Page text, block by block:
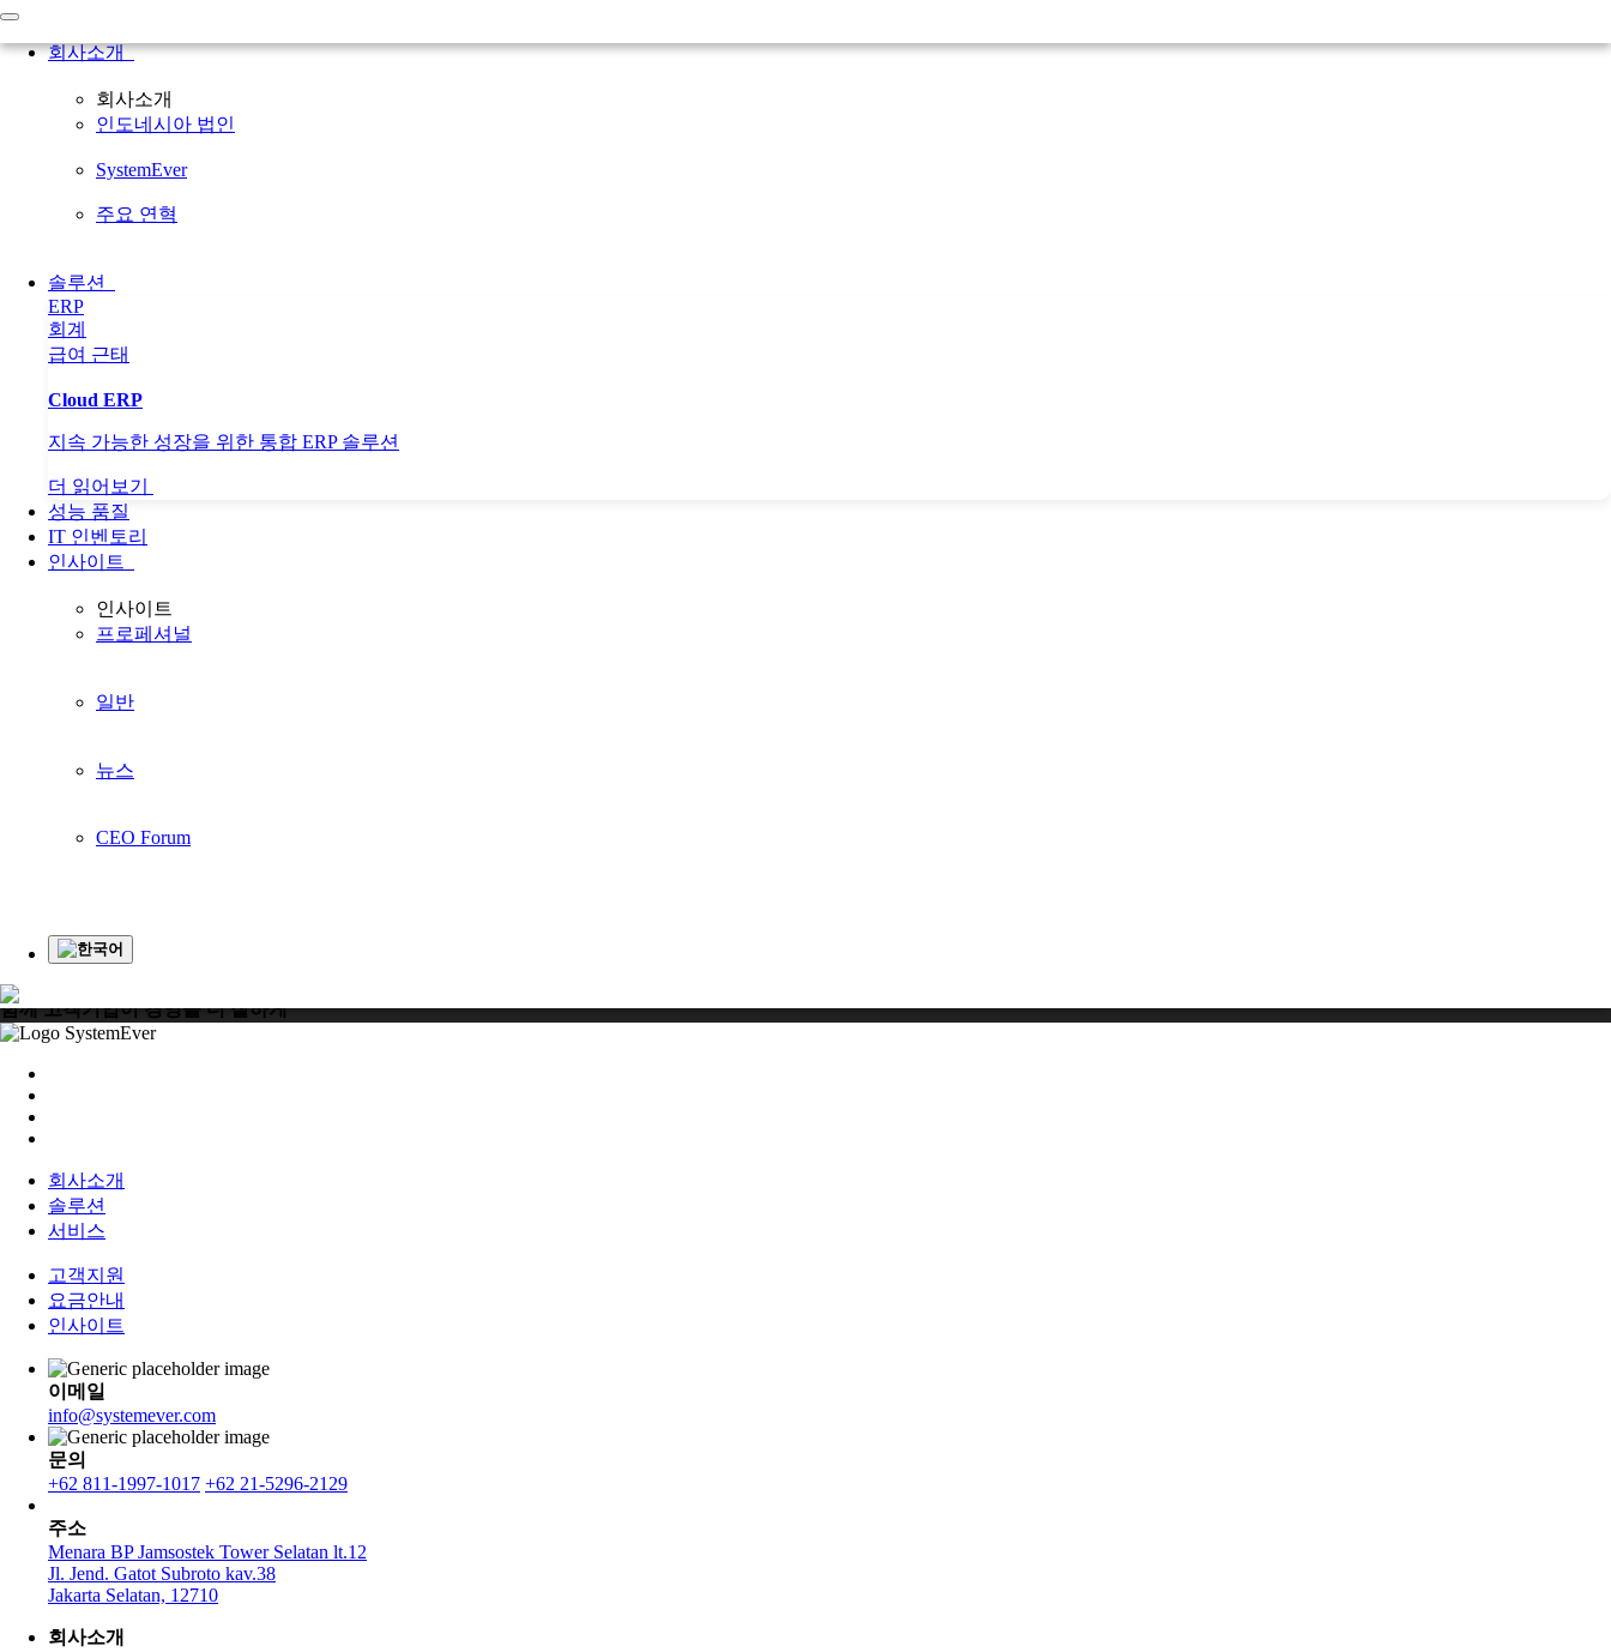
회사소개
회사소개
인도네시아 법인
SystemEver
주요 연혁
솔루션
ERP
회계
급여 근태
Cloud ERP
지속 가능한 성장을 위한 통합 ERP 솔루션
더 읽어보기
성능 품질
IT 인벤토리
인사이트
인사이트
프로페셔널
일반
뉴스
CEO Forum
한국어
인도네시아 법인
SystemEver
솔루션
회계
근태
성능 품질
IT 인벤토리
인사이트
일반
CEO Forum
English
Korea
Need Help?Call Us
홈페이지 인사이트
How to Survive Post- Pandemic : Pendekatan Bisnis dan Individu
Analisis Rasio Keuangan : Pengertian, Tujuan dan Jenis
Tahapan-tahapan dalam Proses Penganggaran yang Tepat dalam Suatu Bisnis
System Ever Indonesia와
함께 고객기업이 경영을 더 잘하게
회사소개
솔루션
서비스
고객지원
요금안내
인사이트
이메일
info@systemever.com
문의
+62 811-1997-1017 +62 21-5296-2129
주소
Menara BP Jamsostek Tower Selatan lt.12
Jl. Jend. Gatot Subroto kav.38
Jakarta Selatan, 12710
회사소개